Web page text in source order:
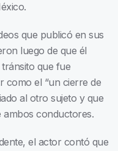
que publicó en sus
luego de que él
que fue
como el “un cierre de
al otro sujeto y que
conductores.
el actor contó que